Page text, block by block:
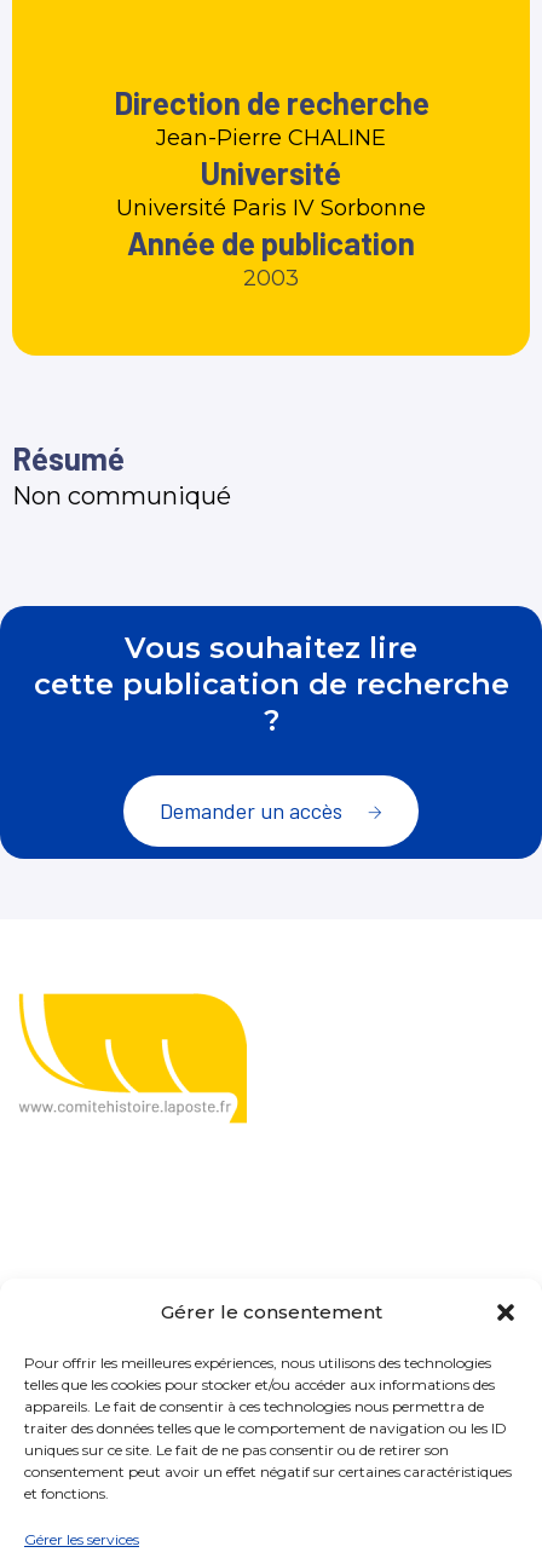
Gérer le consentement
Pour offrir les meilleures expériences, nous utilisons des technologies
telles que les cookies pour stocker et/ou accéder aux informations des
appareils. Le fait de consentir à ces technologies nous permettra de
traiter des données telles que le comportement de navigation ou les ID
uniques sur ce site. Le fait de ne pas consentir ou de retirer son
consentement peut avoir un effet négatif sur certaines caractéristiques
et fonctions.
Gérer les services
Direction de recherche
Jean-Pierre CHALINE
Université
Université Paris IV Sorbonne
Année de publication
2003
Résumé
Non communiqué
Vous souhaitez lire
cette publication de recherche
?
Demander un accès
Présentation
Organisation
Actualités
Ressources & matériaux